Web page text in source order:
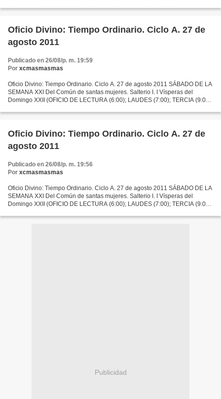
Oficio Divino: Tiempo Ordinario. Ciclo A. 27 de
agosto 2011
Publicado en 26/08/p. m. 19:59
Por xcmasmasmas
Oficio Divino: Tiempo Ordinario. Ciclo A. 27 de agosto 2011 SÁBADO DE LA
SEMANA XXI Del Común de santas mujeres. Salterio I. I Vísperas del
Domingo XXII (OFICIO DE LECTURA (6:00); LAUDES (7:00); TERCIA (9:00);
Oficio Divino: Tiempo Ordinario. Ciclo A. 27 de
agosto 2011
Publicado en 26/08/p. m. 19:56
Por xcmasmasmas
Oficio Divino: Tiempo Ordinario. Ciclo A. 27 de agosto 2011 SÁBADO DE LA
SEMANA XXI Del Común de santas mujeres. Salterio I. I Vísperas del
Domingo XXII (OFICIO DE LECTURA (6:00); LAUDES (7:00); TERCIA (9:00);
Publicidad